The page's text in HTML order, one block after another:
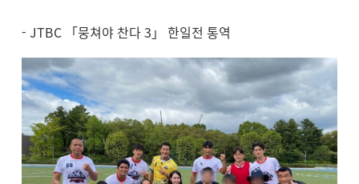
- JTBC 「뭉쳐야 찬다 3」 한일전 통역